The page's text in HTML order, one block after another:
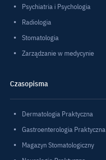
Psychiatria i Psychologia
Radiologia
Stomatologia
Zarządzanie w medycynie
Czasopisma
Dermatologia Praktyczna
Gastroenterologia Praktyczna
Magazyn Stomatologiczny